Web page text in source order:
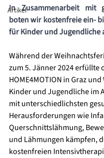
Artikel
In Zusammenarbeit mit
boten wir kostenfreie ein-
für Kinder und Jugendliche
Während der
zum 5. Jänner 2024 erfüllte
HOME4MOTION in Graz
Kinder und Jugendliche im
mit unterschiedlichsten
Herausforderungen wie
Querschnittslähmung,
und Lähmungen kämpfen,
kostenfreien